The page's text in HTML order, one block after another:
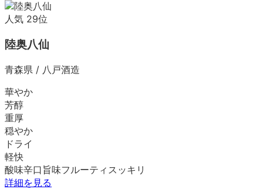
人気 29位
陸奥八仙
青森県 / 八戸酒造
華やか
芳醇
重厚
穏やか
ドライ
軽快
酸味辛口 旨味フルーティ スッキリ
詳細を見る